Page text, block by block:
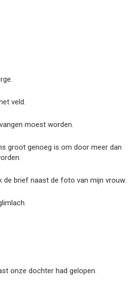
veld.
moest worden.
groot genoeg is om door meer dan
de brief naast de foto van mijn vrouw.
onze dochter had gelopen.